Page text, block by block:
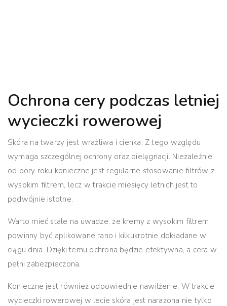
Ochrona cery podczas letniej
wycieczki rowerowej
Skóra na twarzy jest wrażliwa i cienka. Z tego względu
wymaga szczególnej ochrony oraz pielęgnacji. Niezależnie
od pory roku konieczne jest regularne stosowanie filtrów z
wysokim filtrem, lecz w trakcie miesięcy letnich jest to
podwójnie istotne.
Warto mieć stale na uwadze, że kremy z wysokim filtrem
powinny być aplikowane rano i kilkukrotnie dokładane w
ciągu dnia. Dzięki temu ochrona będzie efektywna, a cera w
pełni zabezpieczona.
Konieczne jest również odpowiednie nawilżenie. W trakcie
wycieczki rowerowej w lecie skóra jest narażona nie tylko